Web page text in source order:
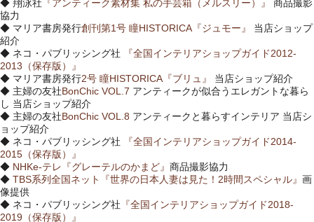
◆ 翔泳社 『アンティーク素材集 私の手芸箱（メルスリー）』
商品撮影
協力
◆ マリア書房発行創刊第1号 瞳HISTORICA『ジュモー』
当店ショップ
紹介
◆ ネコ・パブリッシング社 『全国インテリアショップガイド2012-
2013（保存版）』
◆ マリア書房発行2号 瞳HISTORICA『ブリュ』
当店ショップ紹介
◆ 主婦の友社BonChic VOL.7 アンティークが似合うエレガントな暮ら
し 当店ショップ紹介
◆ 主婦の友社BonChic VOL.8 アンティークと暮らすインテリア 当店シ
ョップ紹介
◆ ネコ・パブリッシング社 『全国インテリアショップガイド2014-
2015（保存版）』
◆ NHKe-テレ『グレーテルのかまど』 商品撮影協力
◆ TBS系列全国ネット『世界の日本人妻は見た！2時間スペシャル』 画
像提供
◆ ネコ・パブリッシング社 『全国インテリアショップガイド2018-
2019（保存版）』